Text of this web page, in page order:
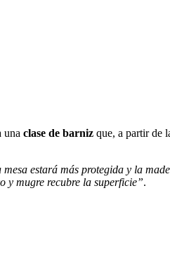
una clase de barniz que, a partir de
mesa estará más protegida y la
y mugre recubre la superficie”.